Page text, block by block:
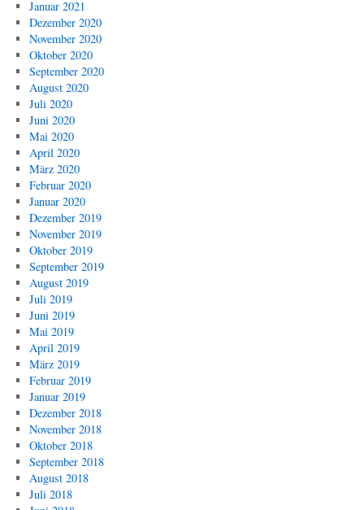
Januar 2021
Dezember 2020
November 2020
Oktober 2020
September 2020
August 2020
Juli 2020
Juni 2020
Mai 2020
April 2020
März 2020
Februar 2020
Januar 2020
Dezember 2019
November 2019
Oktober 2019
September 2019
August 2019
Juli 2019
Juni 2019
Mai 2019
April 2019
März 2019
Februar 2019
Januar 2019
Dezember 2018
November 2018
Oktober 2018
September 2018
August 2018
Juli 2018